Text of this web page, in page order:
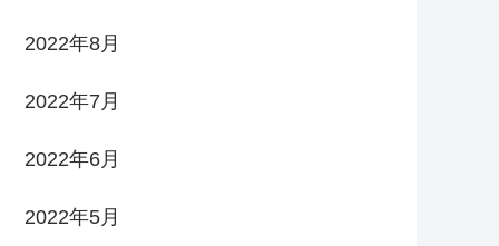
2022年8月
2022年7月
2022年6月
2022年5月